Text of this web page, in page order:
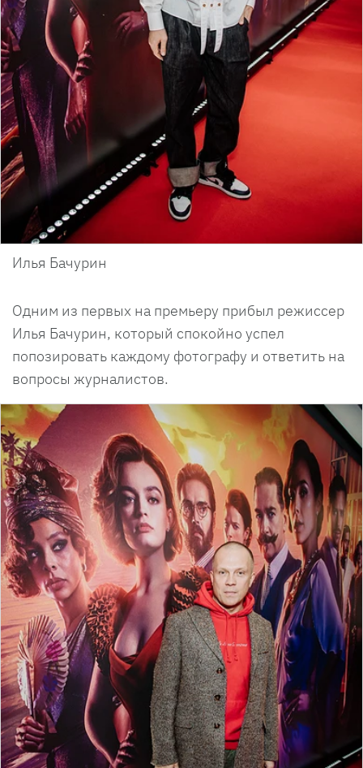
Илья Бачурин
Одним из первых на премьеру прибыл режиссер
Илья Бачурин, который спокойно успел
попозировать каждому фотографу и ответить на
вопросы журналистов.